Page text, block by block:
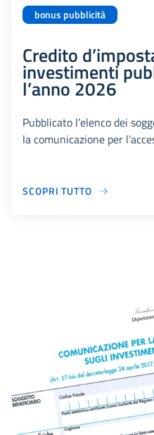
bonus pubblicità
Credito
investimenti
l’anno 2026
Pubblicato l’elenco dei
la comunicazione per
SCOPRI TUTTO